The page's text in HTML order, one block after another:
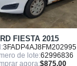
FIESTA 2015
3FADP4AJ8FM202995
de lote:62996836
agora:$875.00